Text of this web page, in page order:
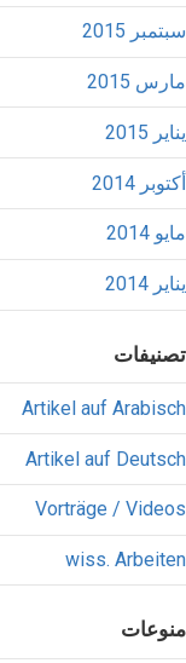
سبتمبر 2015
مارس 2015
يناير 2015
أكتوبر 2014
مايو 2014
يناير 2014
تصنيفات
Artikel auf Arabisch
Artikel auf Deutsch
Vorträge / Videos
wiss. Arbeiten
منوعات